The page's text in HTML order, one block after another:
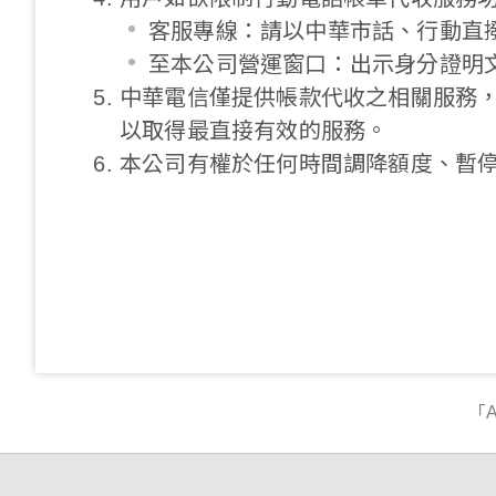
客服專線：請以中華市話、行動直
至本公司營運窗口：出示身分證明
中華電信僅提供帳款代收之相關服務
以取得最直接有效的服務。
本公司有權於任何時間調降額度、暫